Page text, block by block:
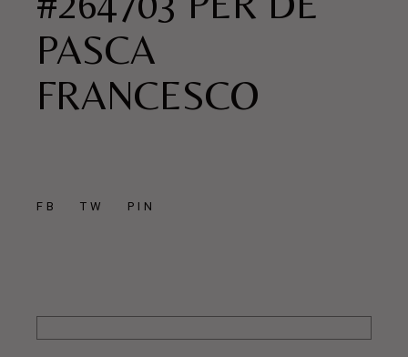
PASCA
FRANCESCO
FB TW PIN